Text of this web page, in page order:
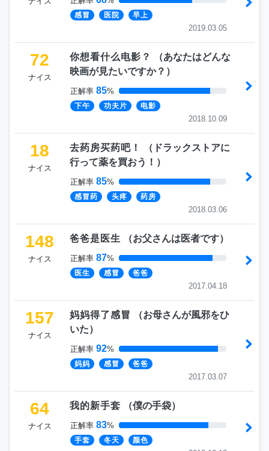
感冒 医院 早上
2019.03.05
72
ナイス
你想看什么电影？ （あなたはどんな
映画が見たいですか？ ）
正解率 85%
下午 功夫片 电影
2018.10.09
18
ナイス
去药房买药吧！ （ ドラックストアに
行って薬を買おう！ ）
正解率 85%
感冒药 头疼 药房
2018.03.06
148
ナイス
爸爸是医生 （お父さんは医者です）
正解率 87%
医生 感冒 爸爸
2017.04.18
157
ナイス
妈妈得了感冒 （お母さんが風邪をひ
いた）
正解率 92%
妈妈 感冒 爸爸
2017.03.07
64
ナイス
我的新手套 （僕の手袋）
正解率 83%
手套 冬天 颜色